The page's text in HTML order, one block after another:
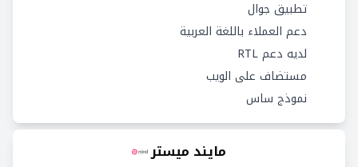
تطبيق جوال
دعم العملاء باللغة العربية
لديه دعم RTL
مستضاف على الويب
نموذج ساس
مايند ميستر